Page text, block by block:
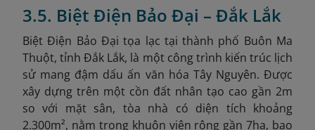
3.5. Biệt Điện Bảo Đại – Đắk Lắk
Biệt Điện Bảo Đại tọa lạc tại thành phố Buôn Ma
Thuột, tỉnh Đắk Lắk, là một công trình kiến trúc lịch
sử mang đậm dấu ấn văn hóa Tây Nguyên. Được
xây dựng trên một cồn đất nhân tạo cao gần 2m
so với mặt sân, tòa nhà có diện tích khoảng
2.300m², nằm trong khuôn viên rộng gần 7ha, bao